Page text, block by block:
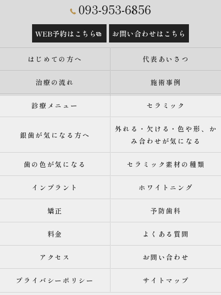
093-953-6856
WEB予約はこちら お問い合わせはこちら
はじめての方へ 代表あいさつ
治療の流れ 施術事例
診療メニュー セラミック
銀歯が気になる方へ
外れる・欠ける・色や形、か
み合わせが気になる
歯の色が気になる セラミック素材の種類
インプラント ホワイトニング
矯正 予防歯科
料金 よくある質問
アクセス お問い合わせ
プライバシーポリシー サイトマップ